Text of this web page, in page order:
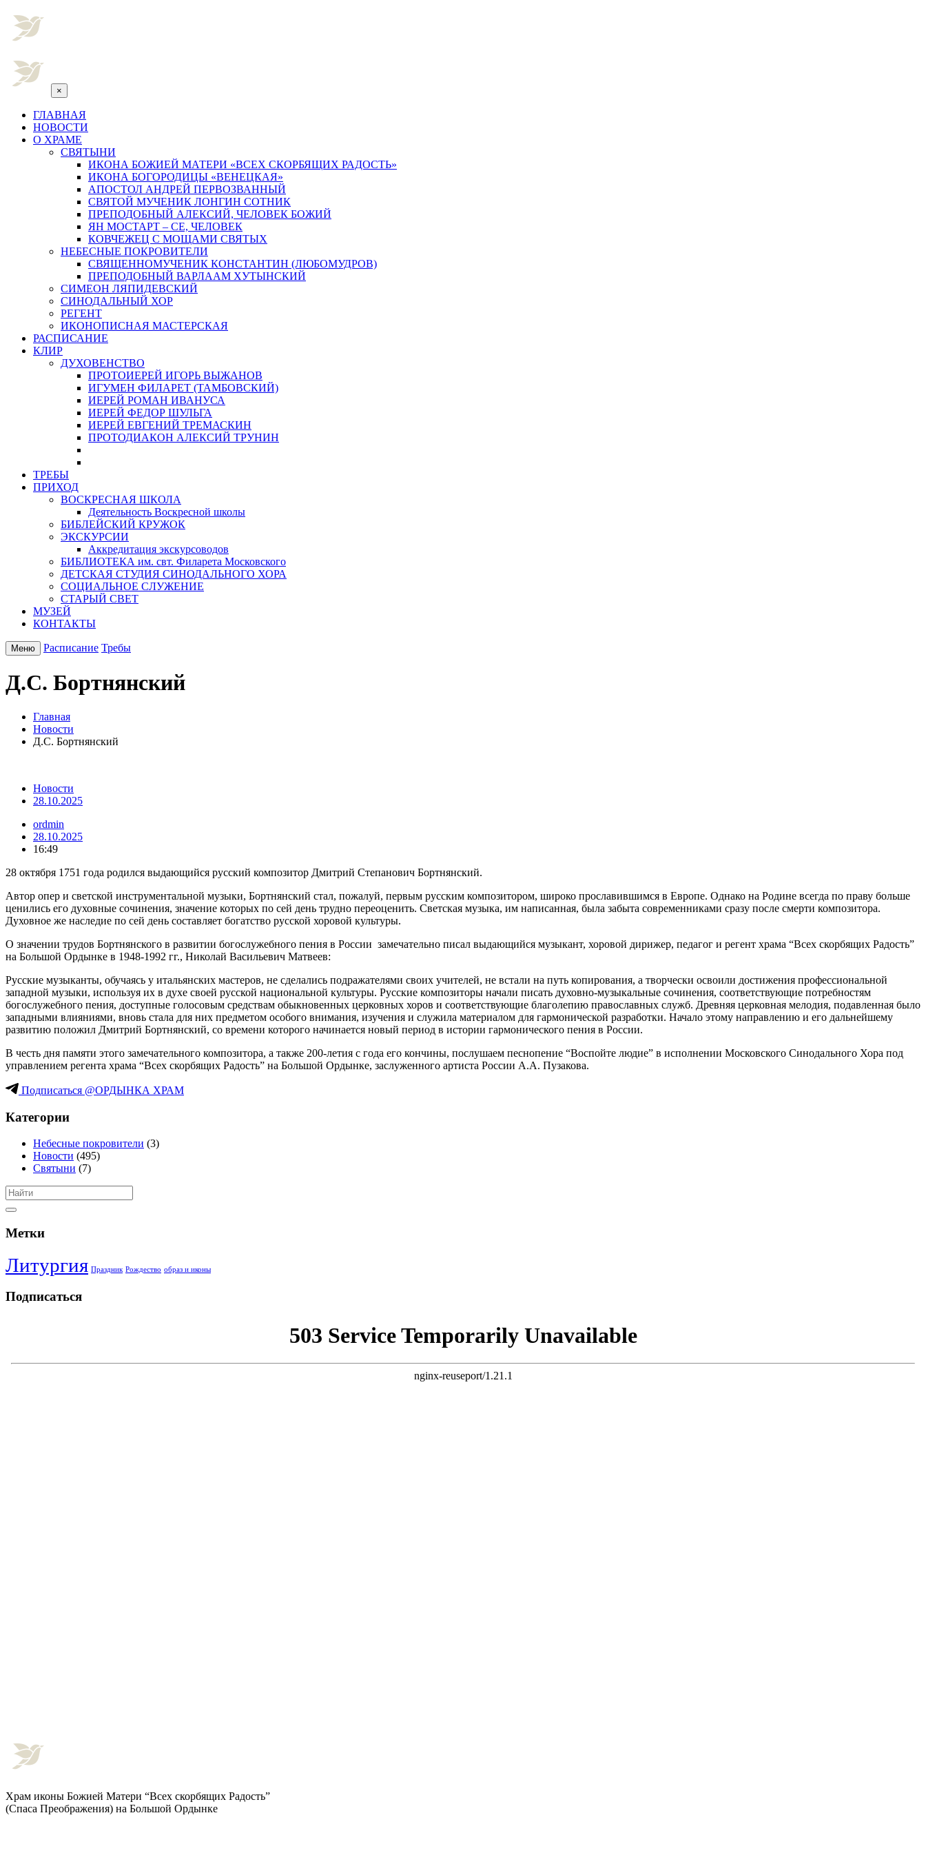
×
ГЛАВНАЯ
НОВОСТИ
О ХРАМЕ
СВЯТЫНИ
ИКОНА БОЖИЕЙ МАТЕРИ «ВСЕХ СКОРБЯЩИХ РАДОСТЬ»
ИКОНА БОГОРОДИЦЫ «ВЕНЕЦКАЯ»
АПОСТОЛ АНДРЕЙ ПЕРВОЗВАННЫЙ
СВЯТОЙ МУЧЕНИК ЛОНГИН СОТНИК
ПРЕПОДОБНЫЙ АЛЕКСИЙ, ЧЕЛОВЕК БОЖИЙ
ЯН МОСТАРТ – СЕ, ЧЕЛОВЕК
КОВЧЕЖЕЦ С МОЩАМИ СВЯТЫХ
НЕБЕСНЫЕ ПОКРОВИТЕЛИ
СВЯЩЕННОМУЧЕНИК КОНСТАНТИН (ЛЮБОМУДРОВ)
ПРЕПОДОБНЫЙ ВАРЛААМ ХУТЫНСКИЙ
СИМЕОН ЛЯПИДЕВСКИЙ
СИНОДАЛЬНЫЙ ХОР
РЕГЕНТ
ИКОНОПИСНАЯ МАСТЕРСКАЯ
РАСПИСАНИЕ
КЛИР
ДУХОВЕНСТВО
ПРОТОИЕРЕЙ ИГОРЬ ВЫЖАНОВ
ИГУМЕН ФИЛАРЕТ (ТАМБОВСКИЙ)
ИЕРЕЙ РОМАН ИВАНУСА
ИЕРЕЙ ФЕДОР ШУЛЬГА
ИЕРЕЙ ЕВГЕНИЙ ТРЕМАСКИН
ПРОТОДИАКОН АЛЕКСИЙ ТРУНИН
ТРЕБЫ
ПРИХОД
ВОСКРЕСНАЯ ШКОЛА
Деятельность Воскресной школы
БИБЛЕЙСКИЙ КРУЖОК
ЭКСКУРСИИ
Аккредитация экскурсоводов
БИБЛИОТЕКА им. свт. Филарета Московского
ДЕТСКАЯ СТУДИЯ СИНОДАЛЬНОГО ХОРА
СОЦИАЛЬНОЕ СЛУЖЕНИЕ
СТАРЫЙ СВЕТ
МУЗЕЙ
КОНТАКТЫ
Меню Расписание Требы
Д.С. Бортнянский
Главная
Новости
Д.С. Бортнянский
Новости
28.10.2025
ordmin
28.10.2025
16:49
28 октября 1751 года родился выдающийся русский композитор Дмитрий Степанович Бортнянский.
Автор опер и светской инструментальной музыки, Бортнянский стал, пожалуй, первым русским композитором, широко прославившимся в Европе. Однако на Родине всегда по праву больше
ценились его духовные сочинения, значение которых по сей день трудно переоценить. Светская музыка, им написанная, была забыта современниками сразу после смерти композитора.
Духовное же наследие по сей день составляет богатство русской хоровой культуры.
О значении трудов Бортнянского в развитии богослужебного пения в России замечательно писал выдающийся музыкант, хоровой дирижер, педагог и регент храма “Всех скорбящих Радость”
на Большой Ордынке в 1948-1992 гг., Николай Васильевич Матвеев:
Русские музыканты, обучаясь у итальянских мастеров, не сделались подражателями своих учителей, не встали на путь копирования, а творчески освоили достижения профессиональной
западной музыки, используя их в духе своей русской национальной культуры. Русские композиторы начали писать духовно-музыкальные сочинения, соответствующие потребностям
богослужебного пения, доступные голосовым средствам обыкновенных церковных хоров и соответствующие благолепию православных служб. Древняя церковная мелодия, подавленная было
западными влияниями, вновь стала для них предметом особого внимания, изучения и служила материалом для гармонической разработки. Начало этому направлению и его дальнейшему
развитию положил Дмитрий Бортнянский, со времени которого начинается новый период в истории гармонического пения в России.
В честь дня памяти этого замечательного композитора, а также 200-летия с года его кончины, послушаем песнопение “Воспойте людие” в исполнении Московского Синодального Хора под
управлением регента храма “Всех скорбящих Радость” на Большой Ордынке, заслуженного артиста России А.А. Пузакова.
Подписаться @ОРДЫНКА ХРАМ
Категории
Небесные покровители (3)
Новости (495)
Святыни (7)
Метки
Литургия Праздник Рождество образ и иконы
Подписаться
Храм иконы Божией Матери “Всех скорбящих Радость”
(Спаса Преображения) на Большой Ордынке